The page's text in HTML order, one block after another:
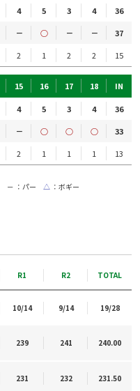
4 5 3 4
36
－ ○ － －
37
2 1 2 2 15
15 16 17 18 IN
4 5 3 4
36
－ ○ ○ ○
33
2 1 1 1 13
－ ：パー △ ：ボギー
R1 R2 TOTAL
10/14 9/14 19/28
239 241 240.00
231 232 231.50